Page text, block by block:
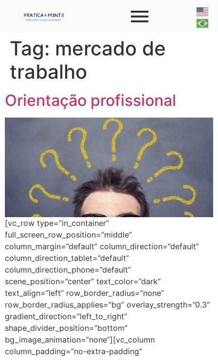
Tag: mercado de
trabalho
Orientação profissional
[vc_row type=”in_container”
full_screen_row_position=”middle”
column_margin=”default” column_direction=”default”
column_direction_tablet=”default”
column_direction_phone=”default”
scene_position=”center” text_color=”dark”
text_align=”left” row_border_radius=”none”
row_border_radius_applies=”bg” overlay_strength=”0.3″
gradient_direction=”left_to_right”
shape_divider_position=”bottom”
bg_image_animation=”none”][vc_column
column_padding=”no-extra-padding”